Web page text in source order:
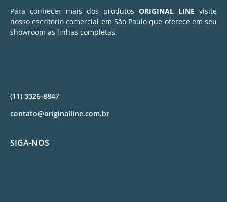
Para conhecer mais dos produtos ORIGINAL LINE visite
nosso escritório comercial em São Paulo que oferece em seu
showroom as linhas completas.
(11) 3326-8847
contato@originalline.com.br
SIGA-NOS